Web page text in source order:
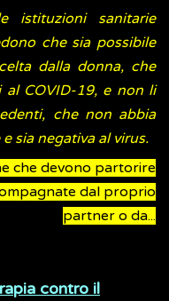
istituzioni sanitarie
che sia possibile
dalla donna, che
COVID-19, e non li
che non abbia
sia negativa al virus.
che devono partorire
dal proprio
partner o da...
contro il